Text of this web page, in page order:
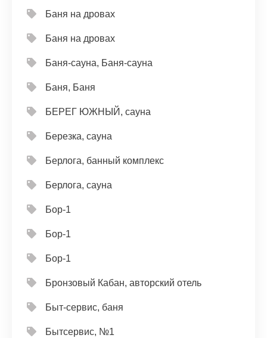
Баня на дровах
Баня на дровах
Баня-сауна, Баня-сауна
Баня, Баня
БЕРЕГ ЮЖНЫЙ, сауна
Березка, сауна
Берлога, банный комплекс
Берлога, сауна
Бор-1
Бор-1
Бор-1
Бронзовый Кабан, авторский отель
Быт-сервис, баня
Бытсервис, №1